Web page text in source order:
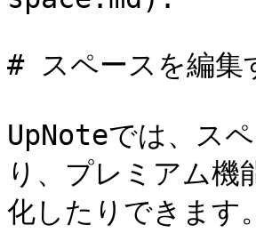
# スペースを編集
UpNoteでは、ス
り、プレミアム
化したりできます